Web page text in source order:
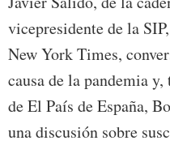
vicepresidente de la
New York Times,
causa de la pandemia
de El País de España,
una discusión sobre